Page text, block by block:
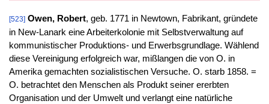
[523] Owen, Robert, geb. 1771 in Newtown, Fabrikant, gründete
in New-Lanark eine Arbeiterkolonie mit Selbstverwaltung auf
kommunistischer Produktions- und Erwerbsgrundlage. Wählend
diese Vereinigung erfolgreich war, mißlangen die von O. in
Amerika gemachten sozialistischen Versuche. O. starb 1858. =
O. betrachtet den Menschen als Produkt seiner ererbten
Organisation und der Umwelt und verlangt eine natürliche